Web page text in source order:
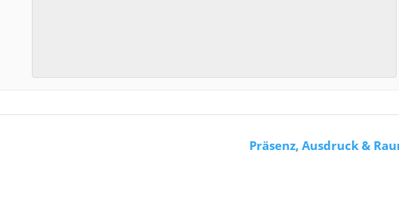
Präsenz, Ausdruck &